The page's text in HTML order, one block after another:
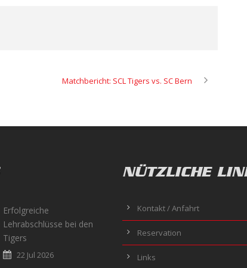
Matchbericht: SCL Tigers vs. SC Bern
Erfolgreiche
Lehrabschlüsse bei den
Tigers
22 Jul 2026
NÜTZLICHE
Kontakt / Anfahrt
Reservation
Links